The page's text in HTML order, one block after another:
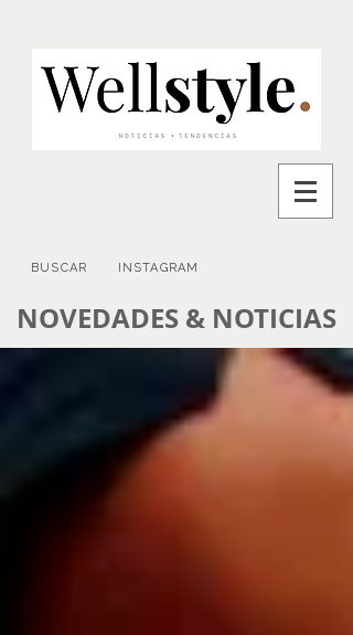
BUSCAR INSTAGRAM
NOVEDADES & NOTICIAS